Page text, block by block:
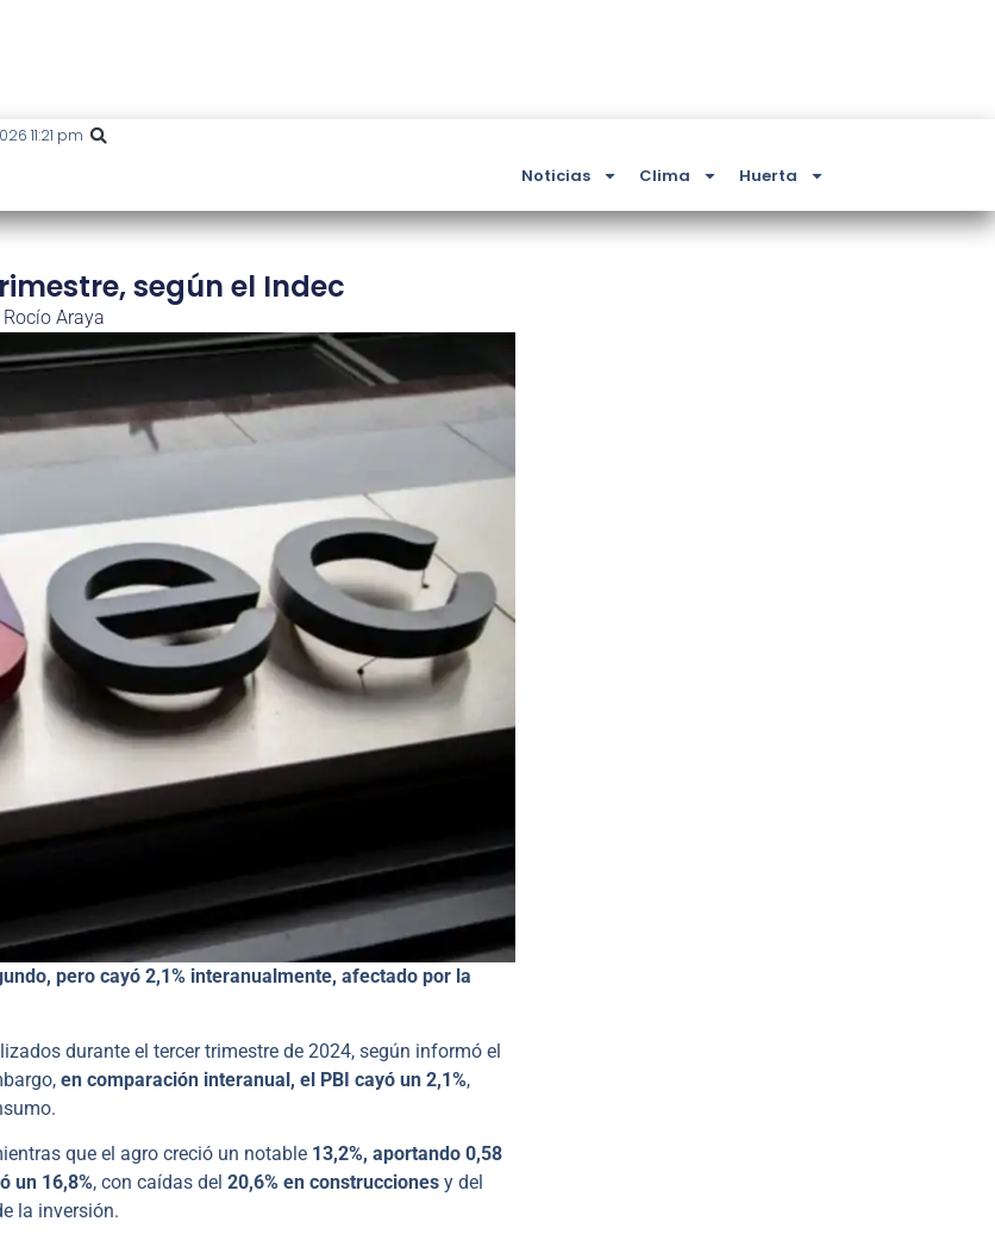
11:21 pm
Noticias Clima Huerta
según el Indec
Rocío Araya
pero cayó 2,1% interanualmente, afectado por la
durante el tercer trimestre de 2024, según informó el
en comparación interanual, el PBI cayó un 2,1%,
que el agro creció un notable 13,2%, aportando 0,58
un 16,8%, con caídas del 20,6% en construcciones y del
la inversión.